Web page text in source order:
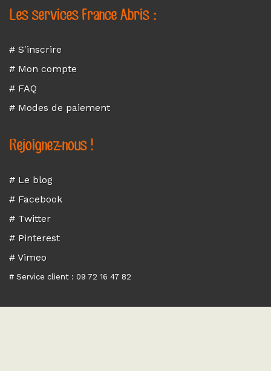
Les services France Abris :
# S'inscrire
# Mon compte
# FAQ
# Modes de paiement
Rejoignez-nous !
# Le blog
# Facebook
# Twitter
# Pinterest
# Vimeo
# Service client : 09 72 16 47 82